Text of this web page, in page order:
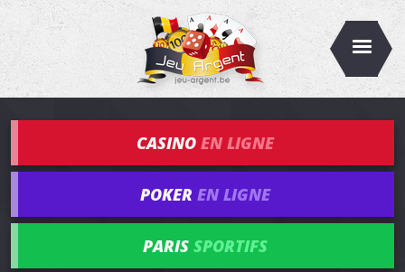
CASINO EN LIGNE
POKER EN LIGNE
PARIS SPORTIFS